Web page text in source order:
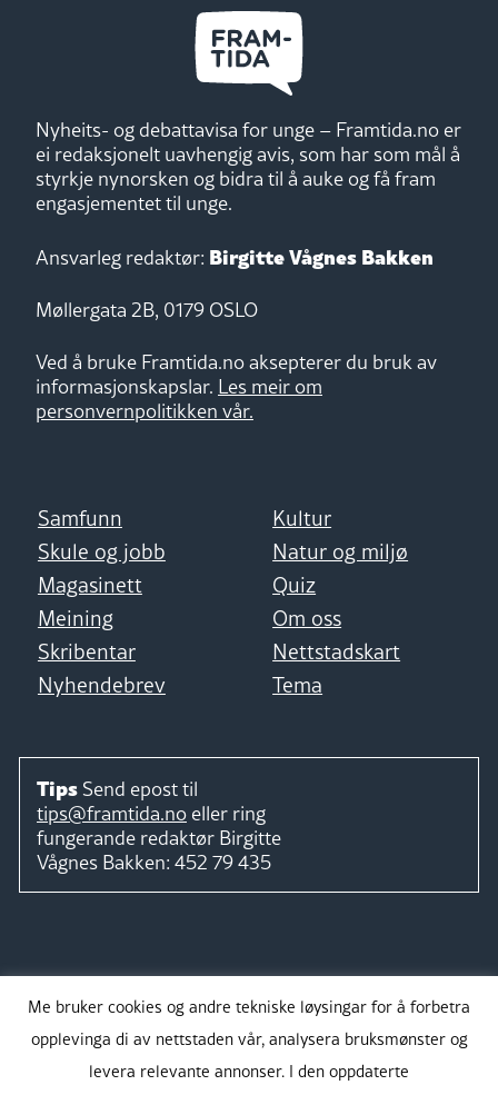
Nyheits- og debattavisa for unge – Framtida.no er
ei redaksjonelt uavhengig avis, som har som mål å
styrkje nynorsken og bidra til å auke og få fram
engasjementet til unge.
Ansvarleg redaktør: Birgitte Vågnes Bakken
Møllergata 2B, 0179 OSLO
Ved å bruke Framtida.no aksepterer du bruk av
informasjonskapslar. Les meir om
personvernpolitikken vår.
Samfunn
Kultur
Skule og jobb
Natur og miljø
Magasinett
Quiz
Meining
Om oss
Skribentar
Nettstadskart
Nyhendebrev
Tema
Tips Send epost til
tips@framtida.no eller ring
fungerande redaktør Birgitte
Vågnes Bakken: 452 79 435
Me bruker cookies og andre tekniske løysingar for å forbetra
opplevinga di av nettstaden vår, analysera bruksmønster og
levera relevante annonser. I den oppdaterte